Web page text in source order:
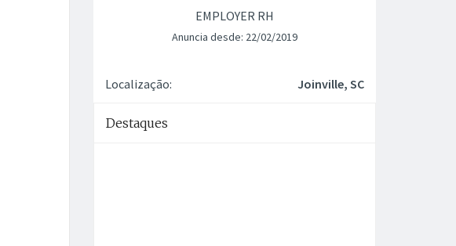
EMPLOYER RH
Anuncia desde: 22/02/2019
Localização: Joinville, SC
Destaques